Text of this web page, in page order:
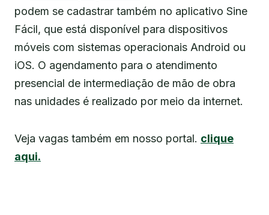
podem se cadastrar também no aplicativo Sine
Fácil, que está disponível para dispositivos
móveis com sistemas operacionais Android ou
iOS. O agendamento para o atendimento
presencial de intermediação de mão de obra
nas unidades é realizado por meio da internet.
Veja vagas também em nosso portal. clique
aqui.